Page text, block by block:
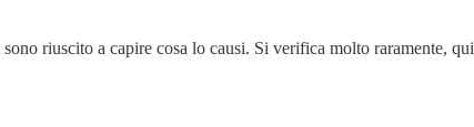
riuscito a capire cosa lo causi. Si verifica molto raramente,